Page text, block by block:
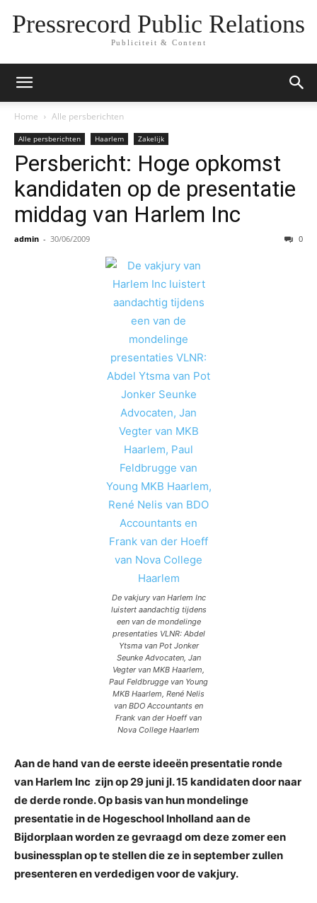
Pressrecord Public Relations
Publiciteit & Content
Home Alle persberichten
Alle persberichten Haarlem Zakelijk
Persbericht: Hoge opkomst
kandidaten op de presentatie
middag van Harlem Inc
admin - 30/06/2009 0
De vakjury van Harlem Inc
luistert aandachtig tijdens
een van de mondelinge
presentaties VLNR: Abdel
Ytsma van Pot Jonker
Seunke Advocaten, Jan
Vegter van MKB Haarlem,
Paul Feldbrugge van Young
MKB Haarlem, René Nelis
van BDO Accountants en
Frank van der Hoeff van
Nova College Haarlem
Aan de hand van de eerste ideeën presentatie ronde
van Harlem Inc zijn op 29 juni jl. 15 kandidaten door naar
de derde ronde. Op basis van hun mondelinge
presentatie in de Hogeschool Inholland aan de
Bijdorplaan worden ze gevraagd om deze zomer een
businessplan op te stellen die ze in september zullen
presenteren en verdedigen voor de vakjury.